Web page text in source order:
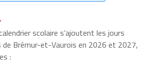
scolaire s’ajoutent les jours
de Brémur-et-Vaurois en 2026 et 2027,
: